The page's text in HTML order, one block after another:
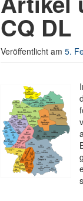
CQ DL
Veröffentlicht am 5.